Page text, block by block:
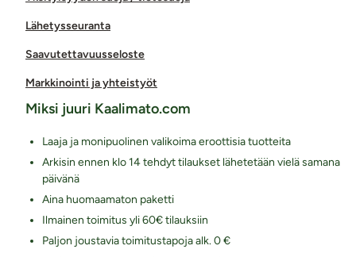
Lähetysseuranta
Saavutettavuusseloste
Markkinointi ja yhteistyöt
Miksi juuri Kaalimato.com
Laaja ja monipuolinen valikoima eroottisia tuotteita
Arkisin ennen klo 14 tehdyt tilaukset lähetetään vielä samana
päivänä
Aina huomaamaton paketti
Ilmainen toimitus yli 60€ tilauksiin
Paljon joustavia toimitustapoja alk. 0 €